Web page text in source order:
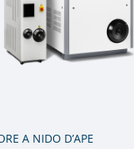
A NIDO D’APE